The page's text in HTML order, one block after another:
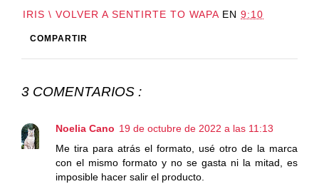
IRIS \ VOLVER A SENTIRTE TO WAPA EN 9:10
COMPARTIR
3 COMENTARIOS :
Noelia Cano 19 de octubre de 2022 a las 11:13
Me tira para atrás el formato, usé otro de la marca
con el mismo formato y no se gasta ni la mitad, es
imposible hacer salir el producto.